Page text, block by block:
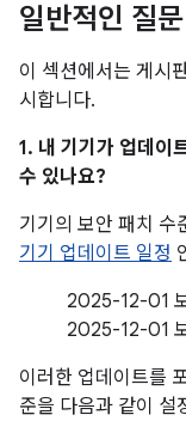
일반적인 질
이 섹션에서는 게시
시합니다.
1. 내 기기가 업데이
수 있나요?
기기의 보안 패치 수
기기 업데이트 일정
2025-12-01
2025-12-01
이러한 업데이트를
준을 다음과 같이 설